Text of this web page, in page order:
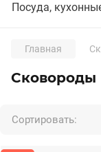
Посуда,
Главная
Сковороды
Сортировать: